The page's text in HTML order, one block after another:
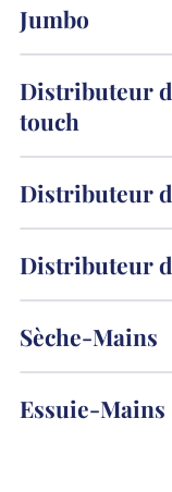
Jumbo
Distributeur
touch
Distributeur
Distributeur
Sèche-Mains
Essuie-